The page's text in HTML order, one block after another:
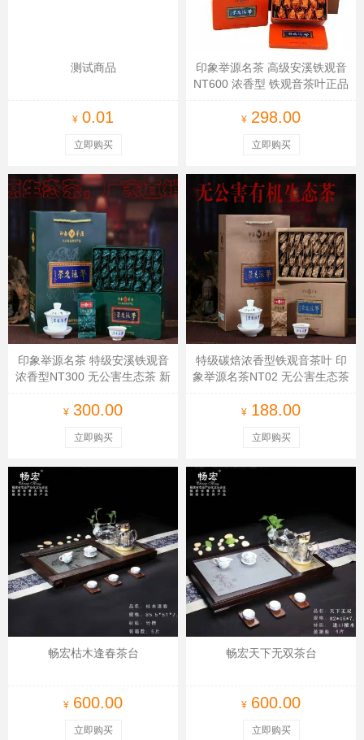
测试商品
¥ 0.01
立即购买
印象举源名茶 高级安溪铁观音
NT600 浓香型 铁观音茶叶正品
¥ 298.00
立即购买
印象举源名茶 特级安溪铁观音
浓香型NT300 无公害生态茶 新
¥ 300.00
立即购买
特级碳焙浓香型铁观音茶叶 印
象举源名茶NT02 无公害生态茶
¥ 188.00
立即购买
畅宏枯木逢春茶台
¥ 600.00
立即购买
畅宏天下无双茶台
¥ 600.00
立即购买